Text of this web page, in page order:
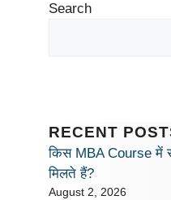
Search
RECENT
किस MBA Course में
मिलते हैं?
August 2, 2026